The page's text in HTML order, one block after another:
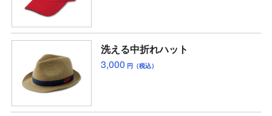
洗える中折れハット
3,000 円（税込）